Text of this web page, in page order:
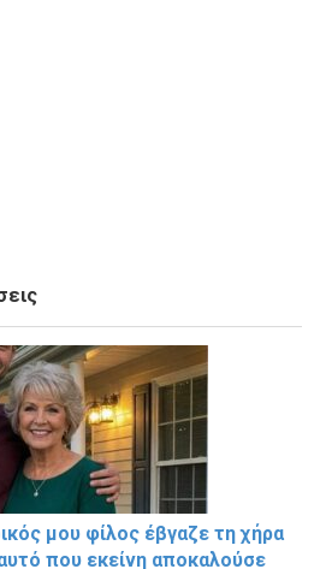
μου φίλος έβγαζε τη χήρα
που εκείνη αποκαλούσε